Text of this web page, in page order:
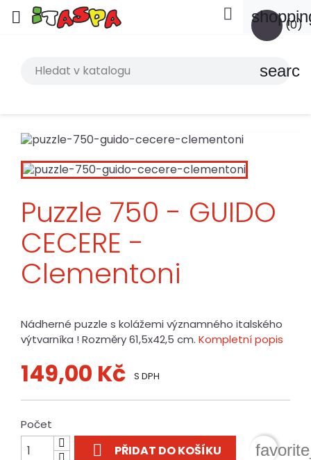
 (0)

search
Puzzle 750 - GUIDO
CECERE -
Clementoni
Nádherné puzzle s kolážemi významného italského
výtvarníka ! Rozměry 61,5x42,5 cm. Kompletní popis
149,00 Kč S DPH
Počet
 PŘIDAT DO KOŠÍKU